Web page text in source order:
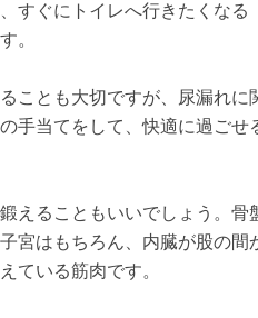
すぐにトイレへ行きたくなる
。
ことも大切ですが、尿漏れに
手当てをして、快適に過ごせ
えることもいいでしょう。骨
宮はもちろん、内臓が股の間
ている筋肉です。